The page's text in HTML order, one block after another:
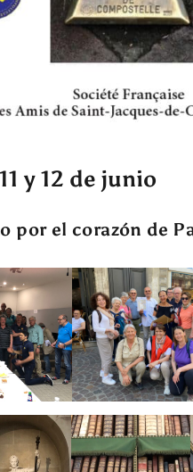
y 12 de junio
por el corazón de